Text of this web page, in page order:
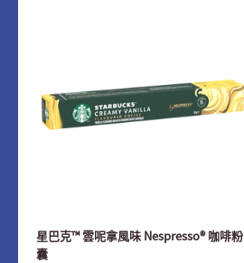
星巴克™ 雲呢拿風味 Nespresso® 咖啡粉
囊